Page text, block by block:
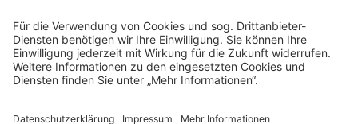
Kontakt
RECHTLICHES